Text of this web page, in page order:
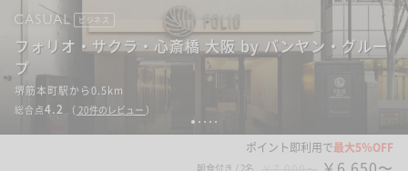
1 2 3 4 5
ビジネス
フォリオ・サクラ・心斎橋 大阪 by バンヤン・グルー
プ
堺筋本町駅から0.5km
総合点4.2 （ 20件のレビュー ）
ポイント即利用で最大5％OFF
朝食付き / 2名